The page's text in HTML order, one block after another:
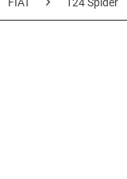
FIAT 124 Spider